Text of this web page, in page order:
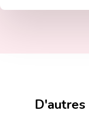
D'autres